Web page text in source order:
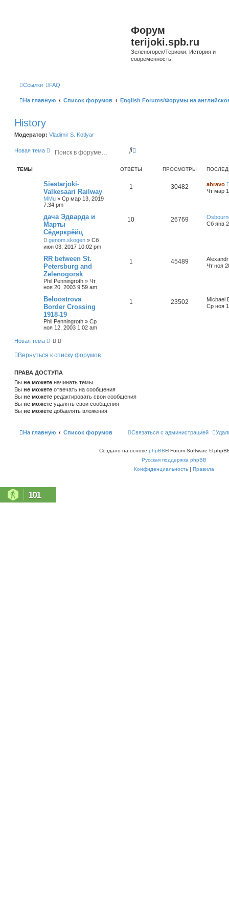
Форум
terijoki.spb.ru
Зеленогорск/Териоки. История и
современность.
Ссылки FAQ
На главную Список форумов English Forums/Форумы на
History
Модератор: Vladimir S. Kotlyar
Новая тема
П
сш
ТЕМЫ ОТВЕТЫ ПРОСМОТРЫ
Siestarjoki-
Valkesaari Railway
MMu » Ср мар 13, 2019
7:34 pm
1 30482
abravo
Чт мар
дача Эдварда и
Марты
Сёдеркрёйц
genom.skogen » Сб
июн 03, 2017 10:02 pm
10 26769
Сб янв
RR between St.
Petersburg and
Zelenogorsk
Phil Penningroth » Чт
ноя 20, 2003 9:59 am
1 45489
Чт ноя
Beloostrova
Border Crossing
1918-19
Phil Penningroth » Ср
ноя 12, 2003 1:02 am
1 23502
Michael
Ср ноя
Новая тема
Вернуться к списку форумов
ПРАВА ДОСТУПА
Вы не можете начинать темы
Вы не можете отвечать на сообщения
Вы не можете редактировать свои сообщения
Вы не можете удалять свои сообщения
Вы не можете добавлять вложения
На главную Список форумов Связаться с администрацией
Создано на основе phpBB® Forum Software ©
Русская поддержка phpBB
Конфиденциальность | Правила
101